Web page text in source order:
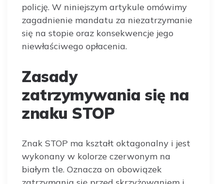
policję. W niniejszym artykule omówimy
zagadnienie mandatu za niezatrzymanie
się na stopie oraz konsekwencje jego
niewłaściwego opłacenia.
Zasady
zatrzymywania się na
znaku STOP
Znak STOP ma kształt oktagonalny i jest
wykonany w kolorze czerwonym na
białym tle. Oznacza on obowiązek